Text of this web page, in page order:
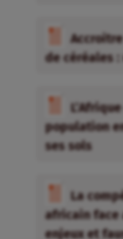
de céréales :
population
ses sols
La
africain face
enjeux et